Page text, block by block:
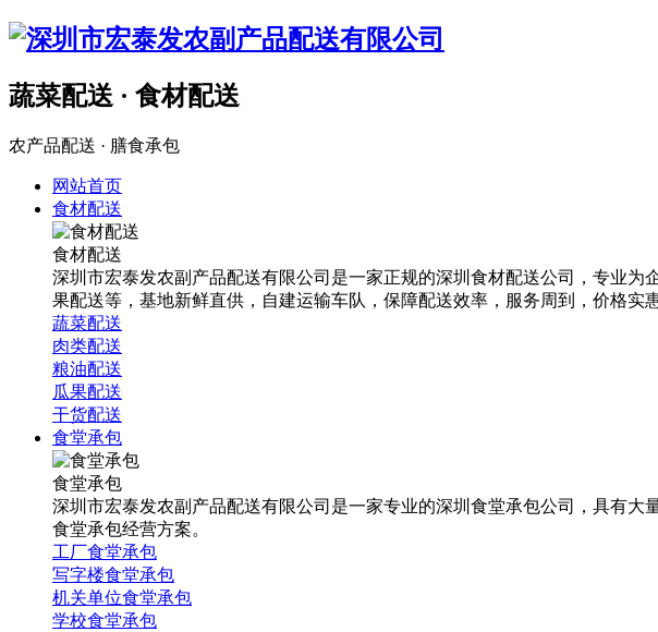
蔬菜配送 · 食材配送
农产品配送 · 膳食承包
网站首页
食材配送
食材配送
深圳市宏泰发农副产品配送有限公司是一家正规的深圳食材配送公司，专业
果配送等，基地新鲜直供，自建运输车队，保障配送效率，服务周到，价格实惠
蔬菜配送
肉类配送
粮油配送
瓜果配送
干货配送
食堂承包
食堂承包
深圳市宏泰发农副产品配送有限公司是一家专业的深圳食堂承包公司，具有
食堂承包经营方案。
工厂食堂承包
写字楼食堂承包
机关单位食堂承包
学校食堂承包